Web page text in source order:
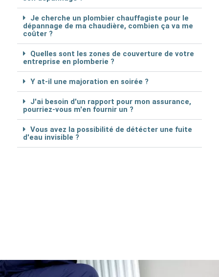
Je cherche un plombier chauffagiste pour le
dépannage de ma chaudière, combien ça va me
coûter ?
Quelles sont les zones de couverture de votre
entreprise en plomberie ?
Y at-il une majoration en soirée ?
J'ai besoin d'un rapport pour mon assurance,
pourriez-vous m'en fournir un ?
Vous avez la possibilité de détécter une fuite
d'eau invisible ?